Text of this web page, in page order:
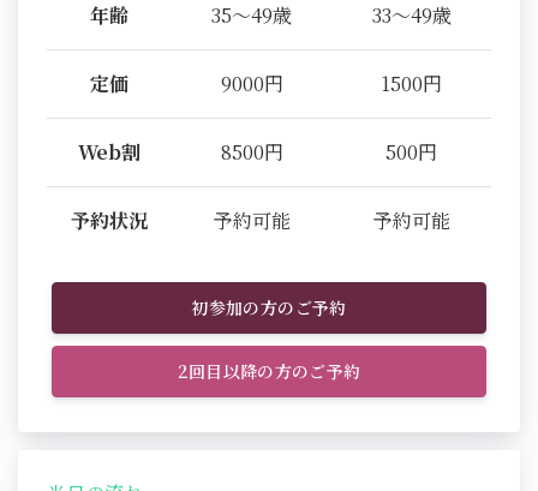
年齢 35～49歳 33～49歳
定価 9000円 1500円
Web割 8500円 500円
予約状況 予約可能 予約可能
初参加の方のご予約
2回目以降の方のご予約